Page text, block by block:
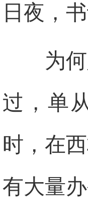
日夜，
为
过，单
时，在
有大量